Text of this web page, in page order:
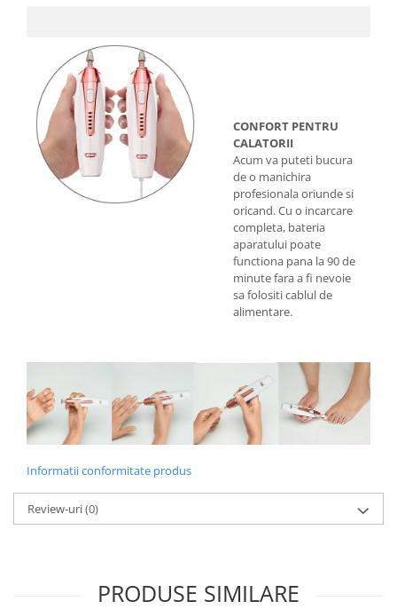
CONFORT PENTRU
CALATORII
Acum va puteti bucura
de o manichira
profesionala oriunde si
oricand. Cu o incarcare
completa, bateria
aparatului poate
functiona pana la 90 de
minute fara a fi nevoie
sa folositi cablul de
alimentare.
Informatii conformitate produs
Review-uri(0)
PRODUSE SIMILARE